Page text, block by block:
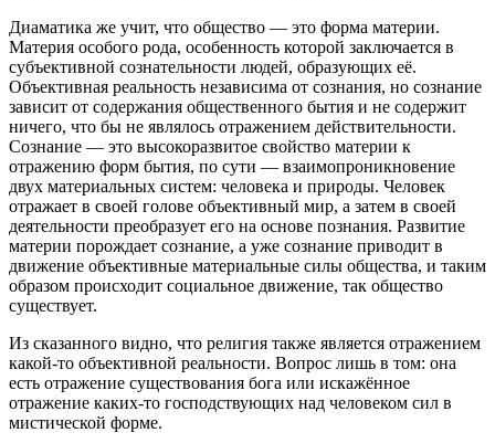
Диаматика же учит, что общество — это форма материи.
Материя особого рода, особенность которой заключается в
субъективной сознательности людей, образующих её.
Объективная реальность независима от сознания, но сознание
зависит от содержания общественного бытия и не содержит
ничего, что бы не являлось отражением действительности.
Сознание — это высокоразвитое свойство материи к
отражению форм бытия, по сути — взаимопроникновение
двух материальных систем: человека и природы. Человек
отражает в своей голове объективный мир, а затем в своей
деятельности преобразует его на основе познания. Развитие
материи порождает сознание, а уже сознание приводит в
движение объективные материальные силы общества, и таким
образом происходит социальное движение, так общество
существует.
Из сказанного видно, что религия также является отражением
какой-то объективной реальности. Вопрос лишь в том: она
есть отражение существования бога или искажённое
отражение каких-то господствующих над человеком сил в
мистической форме.